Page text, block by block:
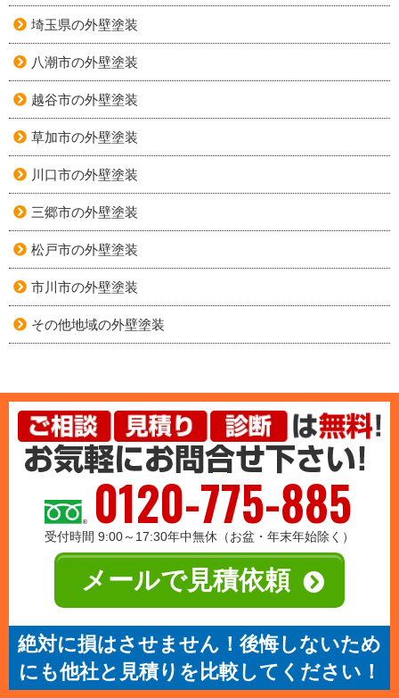
埼玉県の外壁塗装
八潮市の外壁塗装
越谷市の外壁塗装
草加市の外壁塗装
川口市の外壁塗装
三郷市の外壁塗装
松戸市の外壁塗装
市川市の外壁塗装
その他地域の外壁塗装
0120-775-885
受付時間 9:00～17:30年中無休（お盆・年末年始除く）
メールで見積依頼
絶対に損はさせません！後悔しないため
にも他社と見積りを比較してください！